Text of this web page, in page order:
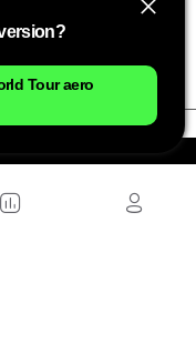
longue à ce
Tour aero